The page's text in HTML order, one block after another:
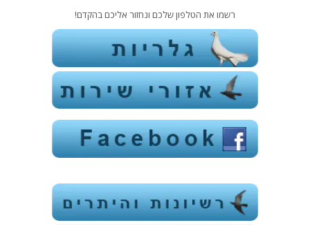
רשמו את הטלפון שלכם ונחזור אליכם בהקדם!